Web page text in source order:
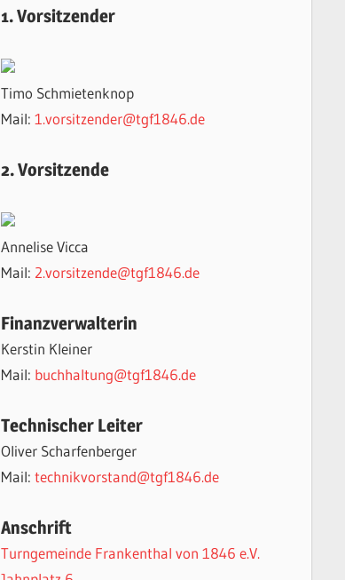
1. Vorsitzender
Timo Schmietenknop
Mail: 1.vorsitzender@tgf1846.de
2. Vorsitzende
Annelise Vicca
Mail: 2.vorsitzende@tgf1846.de
Finanzverwalterin
Kerstin Kleiner
Mail: buchhaltung@tgf1846.de
Technischer Leiter
Oliver Scharfenberger
Mail: technikvorstand@tgf1846.de
Anschrift
Turngemeinde Frankenthal von 1846 e.V.